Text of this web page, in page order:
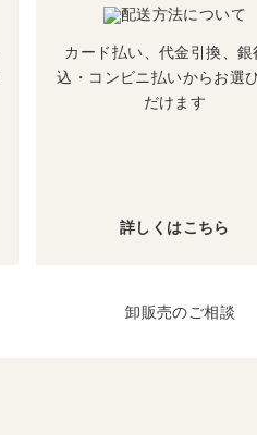
カード払い、代金引換、銀
込・コンビニ払いからお選
だけます
詳しくはこちら
卸販売のご相談